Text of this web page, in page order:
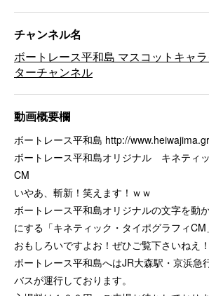
チャンネル名
ボートレース平和島 マスコットキャ
ターチャンネル
動画概要欄
ボートレース平和島 http://
ボートレース平和島オリジナル キネティ
CM
いやあ、斬新！笑えます！ｗｗ
ボートレース平和島オリジナルの文字を動
にする「キネティック・タイポグラフィCM
おもしろいですよお！ぜひご覧下さいねえ！
ボートレース平和島へはJR大森駅・京浜急
バスが運行しております。